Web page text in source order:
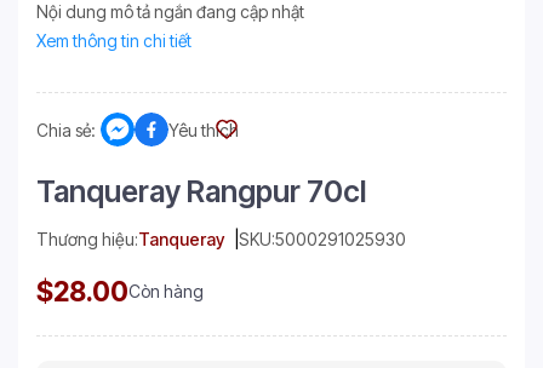
Nội dung mô tả ngắn đang cập nhật
Xem thông tin chi tiết
Chia sẻ: Yêu thích
Tanqueray Rangpur 70cl
Thương hiệu:Tanqueray SKU:5000291025930
$28.00Còn hàng